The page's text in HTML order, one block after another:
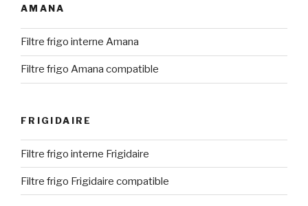
AMANA
Filtre frigo interne Amana
Filtre frigo Amana compatible
FRIGIDAIRE
Filtre frigo interne Frigidaire
Filtre frigo Frigidaire compatible